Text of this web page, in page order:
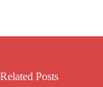
Related Posts